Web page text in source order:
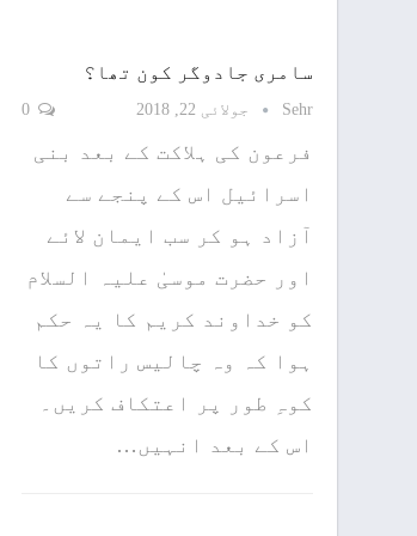
سامری جادوگر کون تھا؟
Sehr جولائی 22, 2018
فرعون کی ہلاکت کے بعد بنی
اسرائیل اس کے پنجے سے
آزاد ہو کر سب ایمان لائے
اور حضرت موسیٰ علیہ السلام
کو خداوند کریم کا یہ حکم
ہوا کہ وہ چالیس راتوں کا
کوہِ طور پر اعتکاف کریں۔
اس کے بعد انہیں…